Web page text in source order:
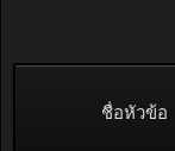
ชื่อหัวข้อ